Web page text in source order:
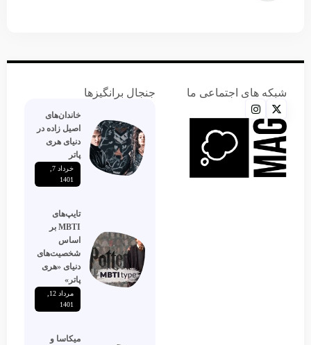
شبکه های اجتماعی ما جنجال برانگیزها
خاندان‌های
اصیل زاده‌ در
دنیای هری
پاتر
خرداد 7,
1401
تایپ‌های
MBTI بر
اساس
شخصیت‌های
دنیای «هری
پاتر»
مرداد 12,
1401
میکاسا و